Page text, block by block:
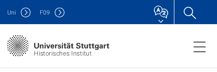
Historisches Institut
Uni F09